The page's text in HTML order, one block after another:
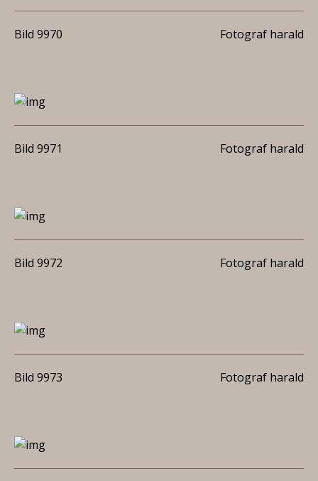
Bild 9970 Fotograf harald
Bild 9971 Fotograf harald
Bild 9972 Fotograf harald
Bild 9973 Fotograf harald